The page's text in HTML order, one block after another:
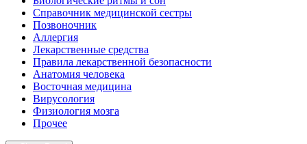
Справочник медицинской сестры
Позвоночник
Аллергия
Лекарственные средства
Правила лекарственной безопасности
Aнатомия человека
Восточная медицина
Вирусология
Физиология мозга
Прочее